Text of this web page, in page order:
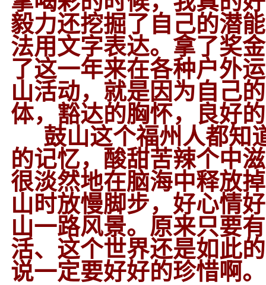
毅力还挖掘了自己的潜
法用文字表达。拿了奖
了这一年来在各种户外
山活动，就是因为自己
体，豁达的胸怀，良好
鼓山这个福州人都知
的记忆，酸甜苦辣个中
很淡然地在脑海中释放
山时放慢脚步，好心情
山一路风景。原来只要
活、这个世界还是如此
说一定要好好的珍惜啊。